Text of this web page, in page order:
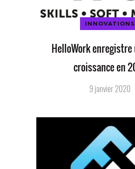
INNOVATIONS
HelloWork
croissance en
9 janvier 2020